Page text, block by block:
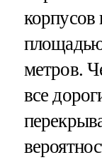
метров.
все